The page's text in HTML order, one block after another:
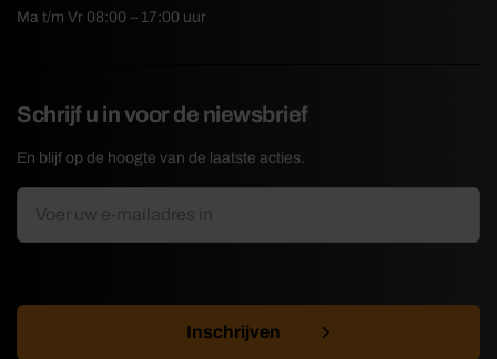
Ma t/m Vr 08:00 – 17:00 uur
Schrijf u in voor de niewsbrief
En blijf op de hoogte van de laatste acties.
mailadres
*